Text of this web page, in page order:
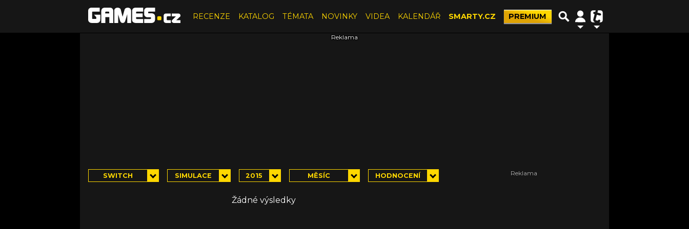
RECENZE KATALOG TÉMATA NOVINKY VIDEA KALENDÁŘ SMARTY.CZ PREMIUM
SWITCH SIMULACE 2015 MĚSÍC HODNOCENÍ
Žádné výsledky